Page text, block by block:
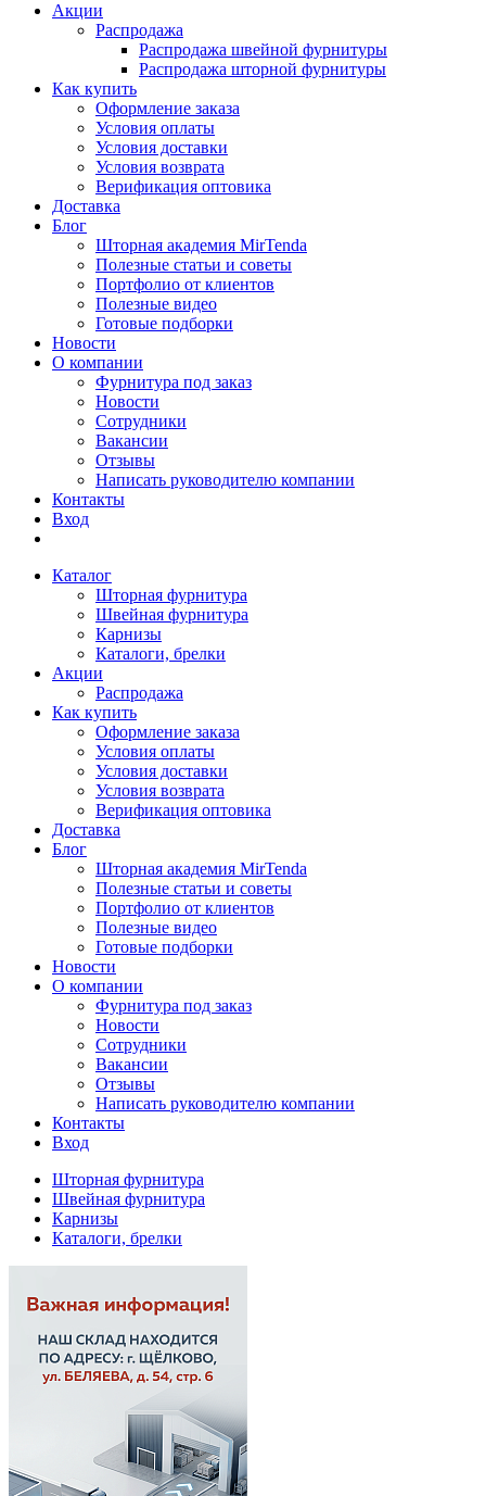
Акции
Распродажа
Распродажа швейной фурнитуры
Распродажа шторной фурнитуры
Как купить
Оформление заказа
Условия оплаты
Условия доставки
Условия возврата
Верификация оптовика
Доставка
Блог
Шторная академия MirTenda
Полезные статьи и советы
Портфолио от клиентов
Полезные видео
Готовые подборки
Новости
О компании
Фурнитура под заказ
Новости
Сотрудники
Вакансии
Отзывы
Написать руководителю компании
Контакты
Вход
Каталог
Шторная фурнитура
Швейная фурнитура
Карнизы
Каталоги, брелки
Акции
Распродажа
Как купить
Оформление заказа
Условия оплаты
Условия доставки
Условия возврата
Верификация оптовика
Доставка
Блог
Шторная академия MirTenda
Полезные статьи и советы
Портфолио от клиентов
Полезные видео
Готовые подборки
Новости
О компании
Фурнитура под заказ
Новости
Сотрудники
Вакансии
Отзывы
Написать руководителю компании
Контакты
Вход
Шторная фурнитура
Швейная фурнитура
Карнизы
Каталоги, брелки